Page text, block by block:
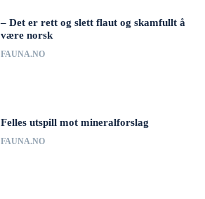
– Det er rett og slett flaut og skamfullt å
være norsk
FAUNA.NO
Felles utspill mot mineralforslag
FAUNA.NO